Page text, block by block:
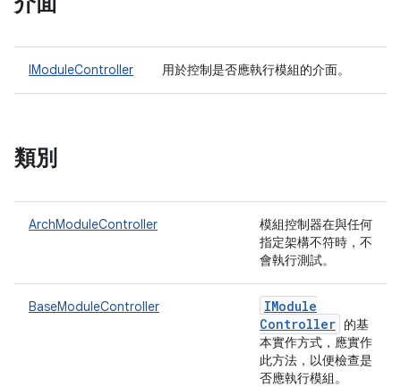
IModuleController 用於控制是否應執行模組的介面。
類別
ArchModuleController
模組控制器在與任何
指定架構不符時，不
會執行測試。
BaseModuleController
IModule
Controller 的基
本實作方式，應實作
此方法，以便檢查是
否應執行模組。